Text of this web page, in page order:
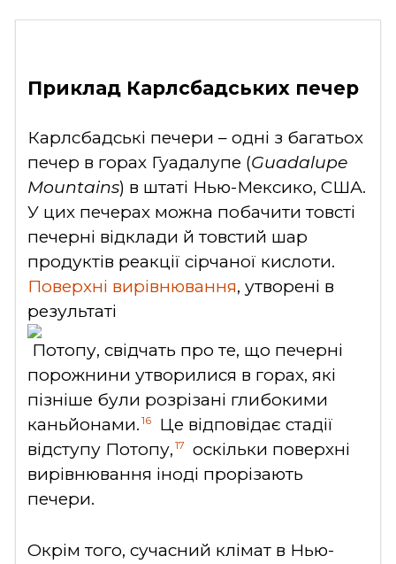
Приклад Карлсбадських печер
Карлсбадські печери – одні з багатьох
печер в горах Гуадалупе (Guadalupe
Mountains) в штаті Нью-Мексико, США.
У цих печерах можна побачити товсті
печерні відклади й товстий шар
продуктів реакції сірчаної кислоти.
Поверхні вирівнювання, утворені в
результаті
Потопу, свідчать про те, що печерні
порожнини утворилися в горах, які
пізніше були розрізані глибокими
каньйонами. 16
Це відповідає стадії
відступу Потопу, 17
оскільки поверхні
вирівнювання іноді прорізають
печери.
Окрім того, сучасний клімат в Нью-